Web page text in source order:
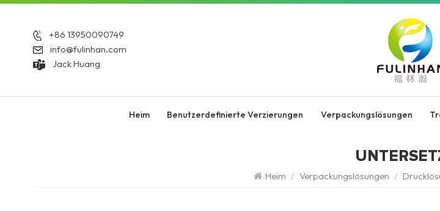
+86 13950090749
info@fulinhan.com
Jack Huang
Heim Benutzerdefinierte Verzierungen Verpackungslösungen
Heim / Verpackungslösungen /